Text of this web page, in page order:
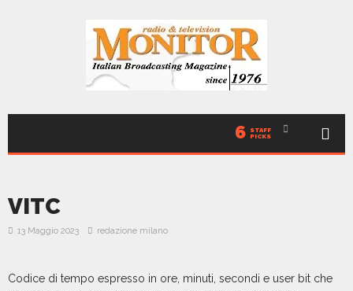
6 STAFF
PICKS
VITC
13 Maggio 2023 redazione milano
Codice di tempo espresso in ore, minuti, secondi e user bit che